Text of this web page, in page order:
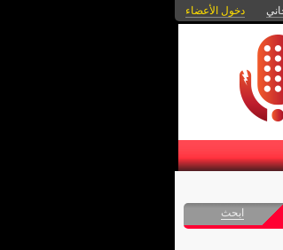
دخول الأعضاء
ابحث